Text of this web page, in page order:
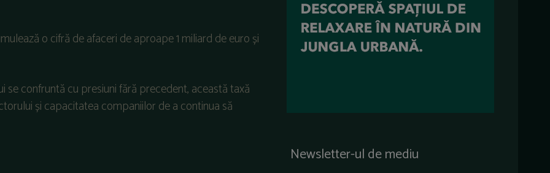
o cifră de afaceri de aproape 1 miliard de euro și
confruntă cu presiuni fără precedent, această taxă
și capacitatea companiilor de a continua să
Newsletter-ul de mediu